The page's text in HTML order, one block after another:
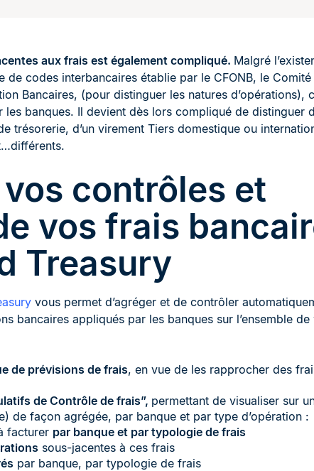
aux frais est également compliqué. Malgré
de codes interbancaires établie par le CFONB, le Comité
Bancaires, (pour distinguer les natures d’opérations),
les banques. Il devient dès lors compliqué de distinguer
trésorerie, d’un virement Tiers domestique ou
contrôles et
vos frais
Treasury
vous permet d’agréger et de contrôler
bancaires appliqués par les banques sur l’ensemble de
de prévisions de frais, en vue de les rapprocher des
de Contrôle de frais”, permettant de visualiser sur
de façon agrégée, par banque et par type d’opération :
facturer par banque et par typologie de frais
sous-jacentes à ces frais
par banque, par typologie de frais